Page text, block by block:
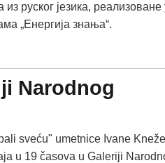
руског језика, реализоване
„Енергија знања“.
Narodnog
sveću" umetnice Ivane
u 19 časova u Galeriji